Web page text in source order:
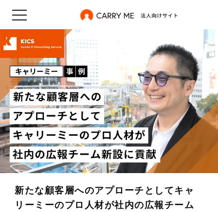
新たな顧客層へのアプローチとしてキャ
リーミーのプロ人材が社内の広報チーム